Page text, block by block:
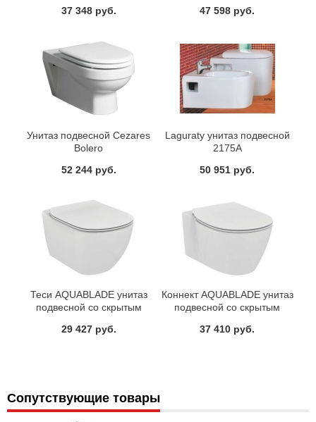
37 348 руб.
BB10100CH
47 598 руб.
Унитаз подвесной Cezares
Bolero
52 244 руб.
Laguraty унитаз подвесной
2175А
50 951 руб.
Теси AQUABLADE унитаз
подвесной со скрытым
Standard T007901
29 427 руб.
Коннект AQUABLADE унитаз
подвесной со скрытым
Standard E047901
37 410 руб.
Сопутствующие товары